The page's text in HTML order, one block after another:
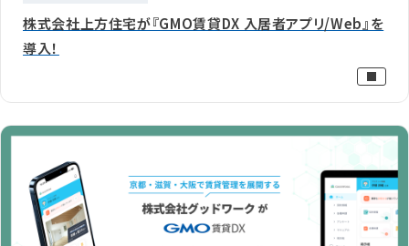
株式会社上方住宅が『GMO賃貸DX 入居者アプリ/Web』を
導入！